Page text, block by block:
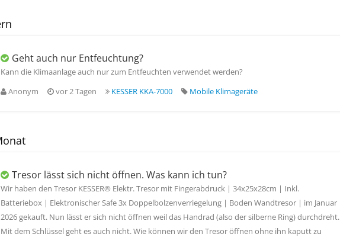
Geht auch nur Entfeuchtung?
Kann die Klimaanlage auch nur zum Entfeuchten verwendet werden?
Anonym
vor 2 Tagen KESSER KKA-7000 Mobile Klimageräte
Tresor lässt sich nicht öffnen. Was kann ich tun?
Wir haben den Tresor KESSER® Elektr. Tresor mit Fingerabdruck | 34x25x28cm | Inkl.
Batteriebox | Elektronischer Safe 3x Doppelbolzenverriegelung | Boden Wandtresor | im Januar
2026 gekauft. Nun lässt er sich nicht öffnen weil das Handrad (also der silberne Ring) durchdreht.
Mit dem Schlüssel geht es auch nicht. Wie können wir den Tresor öffnen ohne ihn kaputt zu